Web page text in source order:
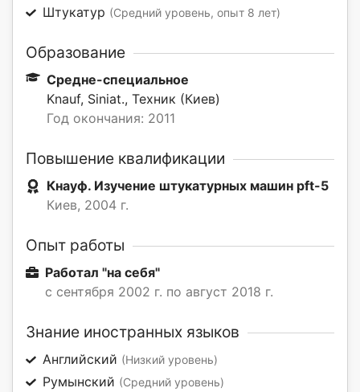
Штукатур (Средний уровень, опыт 8 лет)
Образование
Средне-специальное
Knauf, Siniat., Техник (Киев)
Год окончания: 2011
Повышение квалификации
Кнауф. Изучение штукатурных машин pft-5
Киев, 2004 г.
Опыт работы
Работал "на себя"
с сентября 2002 г. по август 2018 г.
Знание иностранных языков
Английский (Низкий уровень)
Румынский (Средний уровень)